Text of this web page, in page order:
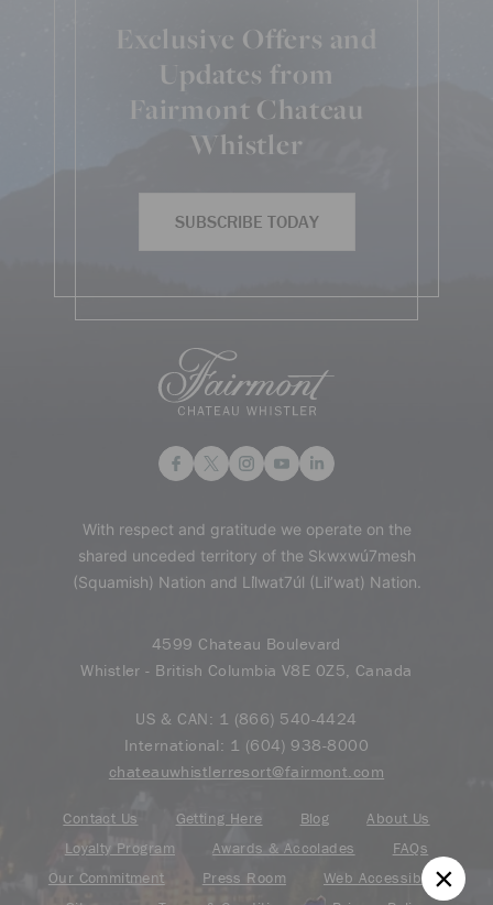
Exclusive Offers and
Updates from
Fairmont Chateau
Whistler
SUBSCRIBE TODAY
With respect and gratitude we operate on the
shared unceded territory of the Skwxwú7mesh
(Squamish) Nation and Lil̓wat7úl (Lil’wat) Nation.
4599 Chateau Boulevard
Whistler - British Columbia V8E 0Z5, Canada
US & CAN: 1 (866) 540-4424
International: 1 (604) 938-8000
chateauwhistlerresort@fairmont.com
Contact Us Getting Here Blog
About Us
Loyalty Program
Awards & Accolades
FAQs
Our Commitment
Press Room
Web Accessibility